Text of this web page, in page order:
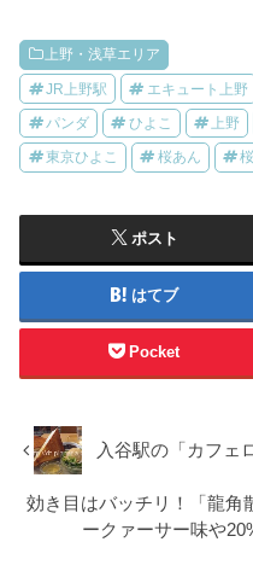
上野・浅草エリア
JR上野駅 エキュート上野
パンダ ひよこ 上野
東京ひよこ 桜あん
ポスト
はてブ
Pocket
入谷駅の「カフェ
効き目はバッチリ！「龍角
ークァーサー味や